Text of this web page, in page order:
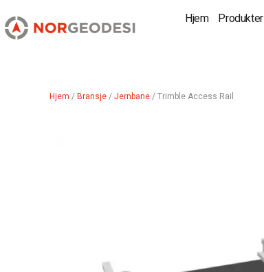
Hjem Produkter
Hjem / Bransje / Jernbane / Trimble Access Rail